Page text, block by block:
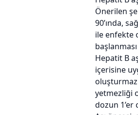
Önerilen
90’ında,
ile enfekte
Hepatit B
içerisine
yetmezliği
dozun 1’er